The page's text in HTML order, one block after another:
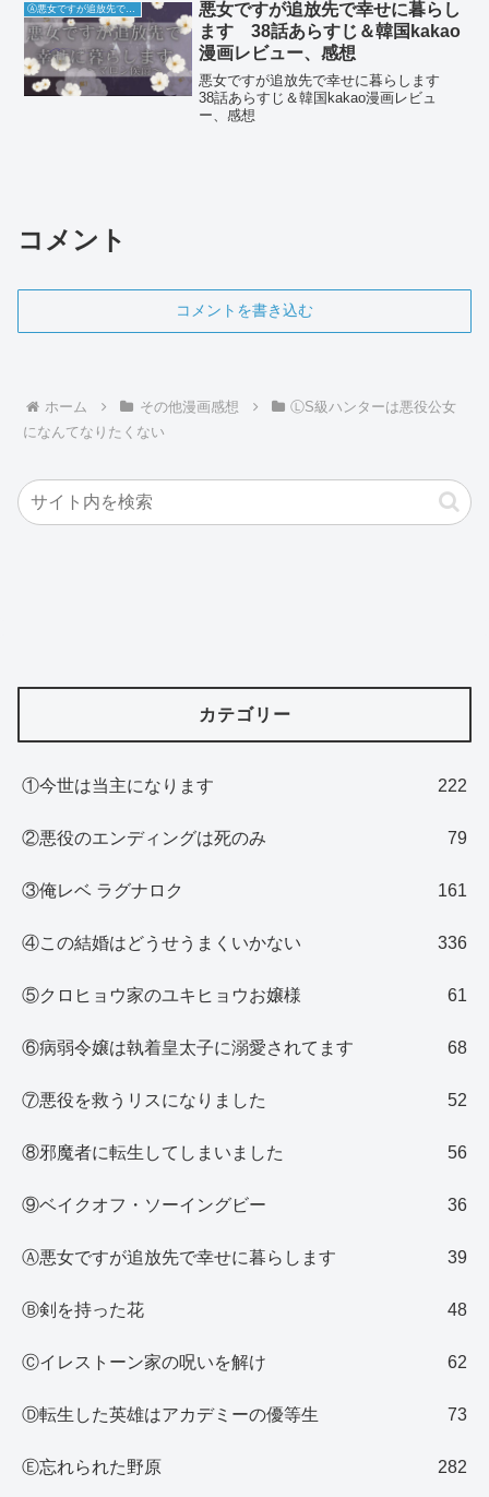
Ⓐ悪女ですが追放先で幸せに暮らします
悪女ですが追放先で幸せに暮らし
ます 38話あらすじ＆韓国kakao
漫画レビュー、感想
悪女ですが追放先で幸せに暮らします
38話あらすじ＆韓国kakao漫画レビュ
ー、感想
コメント
コメントを書き込む
ホーム その他漫画感想
ⓁS級ハンターは悪役公女
になんてなりたくない
カテゴリー
①今世は当主になります 222
②悪役のエンディングは死のみ 79
③俺レベ ラグナロク 161
④この結婚はどうせうまくいかない 336
⑤クロヒョウ家のユキヒョウお嬢様 61
⑥病弱令嬢は執着皇太子に溺愛されてます 68
⑦悪役を救うリスになりました 52
⑧邪魔者に転生してしまいました 56
⑨ベイクオフ・ソーイングビー 36
Ⓐ悪女ですが追放先で幸せに暮らします 39
Ⓑ剣を持った花 48
Ⓒイレストーン家の呪いを解け 62
Ⓓ転生した英雄はアカデミーの優等生 73
Ⓔ忘れられた野原 282